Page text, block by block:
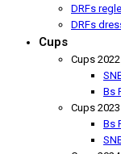
DRFs
DRFs
Cups
Cups 2022
Bs
Cups 2023
Bs